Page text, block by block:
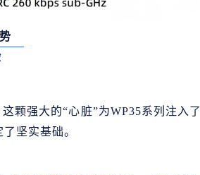
这颗强大的“心脏”为WP35系列注入了
坚实基础。